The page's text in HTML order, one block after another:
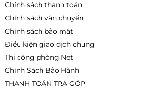
2.690.000đ
Chính sách thanh toán
Chính sách vận chuyển
Chính sách bảo mật
Điều kiện giao dịch chung
Thi công phòng Net
Chính Sách Bảo Hành
THANH TOÁN TRẢ GÓP